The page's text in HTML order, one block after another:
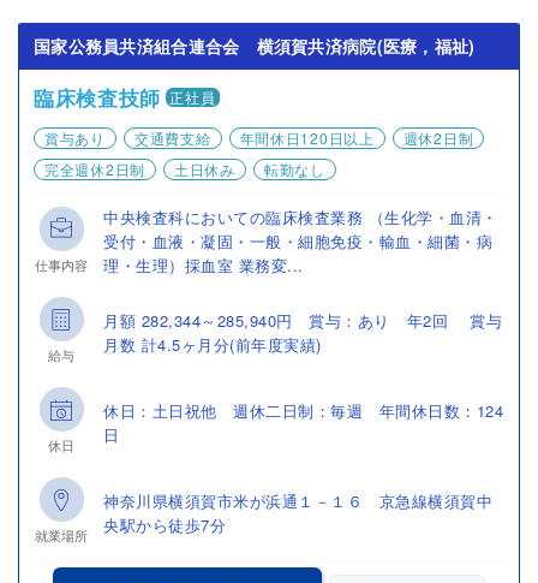
国家公務員共済組合連合会 横須賀共済病院(医療，福祉)
臨床検査技師 正社員
賞与あり
交通費支給 年間休日120日以上
週休2日制
完全週休2日制
土日休み 転勤なし
仕事内容
中央検査科においての臨床検査業務 （生化学・血清・
受付・血液・凝固・一般・細胞免疫・輸血・細菌・病
理・生理）採血室 業務変...
給与
月額 282,344～285,940円 賞与：あり 年2回 賞与
月数 計4.5ヶ月分(前年度実績)
休日
休日：土日祝他 週休二日制：毎週 年間休日数：124
日
就業場所
神奈川県横須賀市米が浜通１－１６ 京急線横須賀中
央駅から徒歩7分